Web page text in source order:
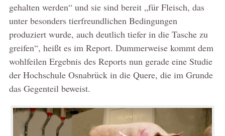
gehalten werden“ und sie sind bereit „für Fleisch, das
unter besonders tierfreundlichen Bedingungen
produziert wurde, auch deutlich tiefer in die Tasche zu
greifen“, heißt es im Report. Dummerweise kommt dem
wohlfeilen Ergebnis des Reports nun gerade eine Studie
der Hochschule Osnabrück in die Quere, die im Grunde
das Gegenteil beweist.